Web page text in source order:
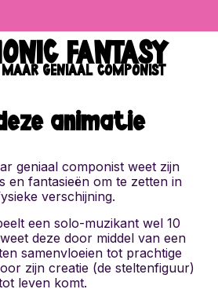
FANTASY
MAAR GENIAAL COMPONIST
animatie
geniaal componist weet zijn
en fantasieën om te zetten in
verschijning.
een solo-muzikant wel 10
deze door middel van een
samenvloeien tot prachtige
zijn creatie (de steltenfiguur)
leven komt.